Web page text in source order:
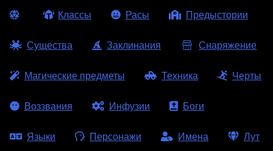
Классы Расы Предыстории
Существа Заклинания Снаряжение
Магические предметы Техника Черты
Воззвания Инфузии Боги
Языки Персонажи Имена Лут